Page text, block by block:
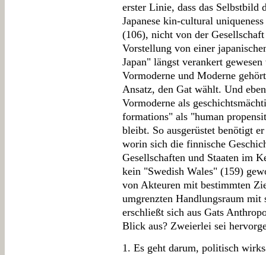
erster Linie, dass das Selbstbild
Japanese kin-cultural
(106), nicht von der
Vorstellung von einer
Japan" längst verankert
Vormoderne und Moderne
Ansatz, den Gat wählt. Und
Vormoderne als
formations" als "human
bleibt. So ausgerüstet benötigt
worin sich die finnische
Gesellschaften und Staaten im
kein "Swedish Wales" (159)
von Akteuren mit bestimmten
umgrenzten Handlungsraum
erschließt sich aus Gats
Blick aus? Zweierlei sei
1. Es geht darum, politisch